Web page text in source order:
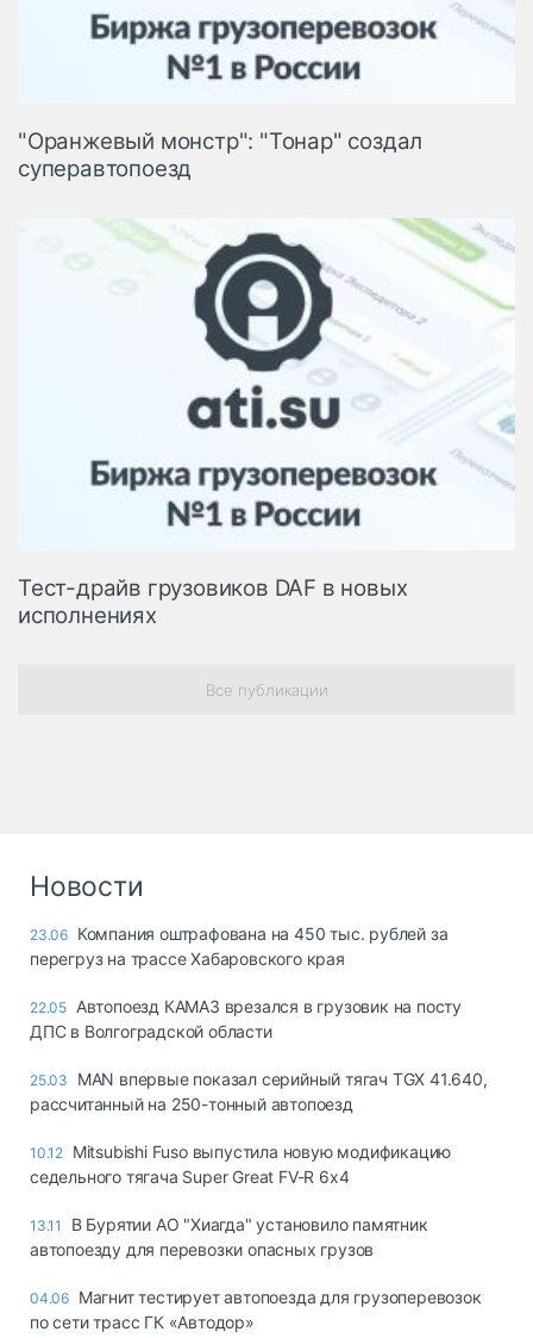
"Оранжевый монстр": "Тонар" создал
суперавтопоезд
Тест-драйв грузовиков DAF в новых
исполнениях
Все публикации
Новости
23.06 Компания оштрафована на 450 тыс. рублей за
перегруз на трассе Хабаровского края
22.05 Автопоезд КАМАЗ врезался в грузовик на посту
ДПС в Волгоградской области
25.03
MAN впервые показал серийный тягач TGX 41.640,
рассчитанный на 250-тонный автопоезд
10.12 Mitsubishi Fuso выпустила новую модификацию
седельного тягача Super Great FV-R 6x4
13.11
В Бурятии АО "Хиагда" установило памятник
автопоезду для перевозки опасных грузов
04.06 Магнит тестирует автопоезда для грузоперевозок
по сети трасс ГК «Автодор»